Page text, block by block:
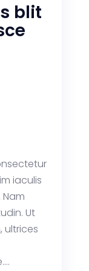
blit
iaculis
Ut
ultrices